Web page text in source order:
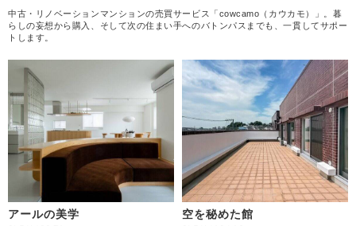
中古・リノベーションマンションの売買サービス「cowcamo（カウカモ）」。暮
らしの妄想から購入、そして次の住まい手へのバトンパスまでも、一貫してサポー
トします。
アールの美学 空を秘めた館